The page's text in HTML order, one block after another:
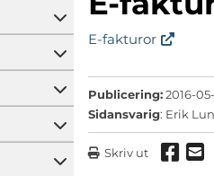
Öppna undermeny
Öppna undermeny
Öppna undermeny
Öppna undermeny
Öppna undermeny
E-fakturor
Publicering:2016-
Sidansvarig: Erik
Skriv ut